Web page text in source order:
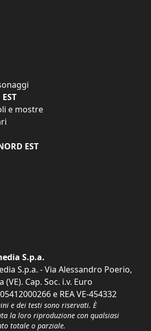
e mostre
EST
S.p.a.
S.p.a. - Via Alessandro Poerio,
(VE). Cap. Soc. i.v. Euro
e REA VE-454332
e dei testi sono riservati. È
la loro riproduzione con qualsiasi
totale o parziale.